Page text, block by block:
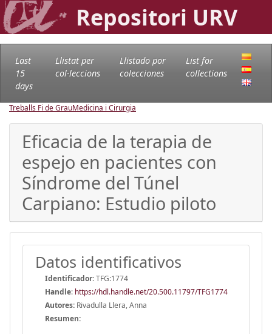
Repositori URV
Last
15
days
Llistat per
col·leccions
Llistado por
colecciones
List for
collections
Treballs Fi de GrauMedicina i Cirurgia
Eficacia de la terapia de
espejo en pacientes con
Síndrome del Túnel
Carpiano: Estudio piloto
Datos identificativos
Identificador:TFG:1774
Handle: https://hdl.handle.net/20.500.11797/TFG1774
Autores: Rivadulla Llera, Anna
Resumen: